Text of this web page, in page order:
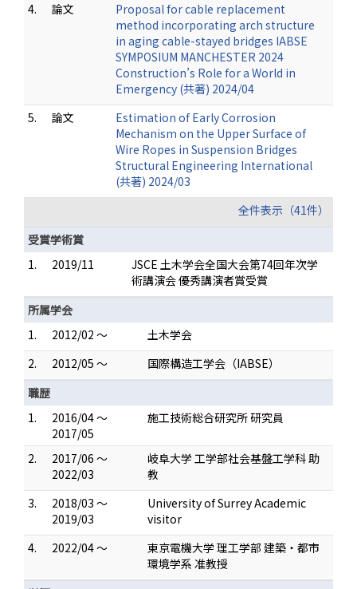
4.
論文
Proposal for cable replacement
method incorporating arch structure
in aging cable-stayed bridges IABSE
SYMPOSIUM MANCHESTER 2024
Construction’s Role for a World in
Emergency (共著) 2024/04
5.
論文
Estimation of Early Corrosion
Mechanism on the Upper Surface of
Wire Ropes in Suspension Bridges
Structural Engineering International
(共著) 2024/03
全件表示（41件）
受賞学術賞
1.
2019/11
JSCE 土木学会全国大会第74回年次学
術講演会 優秀講演者賞受賞
所属学会
1.
2012/02 ～
土木学会
2.
2012/05 ～
国際構造工学会（IABSE）
職歴
1.
2016/04 ～
2017/05
施工技術総合研究所 研究員
2.
2017/06 ～
2022/03
岐阜大学 工学部社会基盤工学科 助
教
3.
2018/03 ～
2019/03
University of Surrey Academic
visitor
4.
2022/04 ～
東京電機大学 理工学部 建築・都市
環境学系 准教授